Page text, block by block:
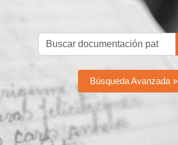
Búsqueda Avanzada »